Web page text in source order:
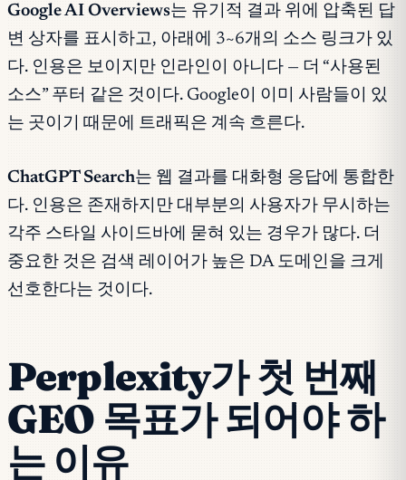
Google AI Overviews는 유기적 결과 위에 압축된 답
변 상자를 표시하고, 아래에 3~6개의 소스 링크가 있
다. 인용은 보이지만 인라인이 아니다 — 더 “사용된
소스” 푸터 같은 것이다. Google이 이미 사람들이 있
는 곳이기 때문에 트래픽은 계속 흐른다.
ChatGPT Search는 웹 결과를 대화형 응답에 통합한
다. 인용은 존재하지만 대부분의 사용자가 무시하는
각주 스타일 사이드바에 묻혀 있는 경우가 많다. 더
중요한 것은 검색 레이어가 높은 DA 도메인을 크게
선호한다는 것이다.
Perplexity가 첫 번째
GEO 목표가 되어야 하
는 이유